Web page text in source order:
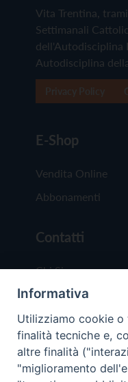
Vita Trentina,
Settimanali
dell'Autodisciplina
Autodisciplina
E-Shop
Vendita Online
Abbonamenti
Contatti
Chi Siamo
Redazione
Scrivici
Informativa
Utilizziamo cookie
finalità tecniche e,
altre finalità
"miglioramento